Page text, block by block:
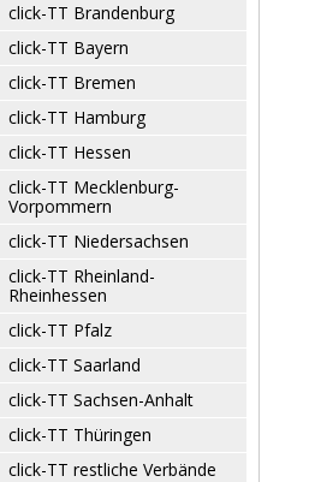
click-TT Brandenburg
click-TT Bayern
click-TT Bremen
click-TT Hamburg
click-TT Hessen
click-TT Mecklenburg-
Vorpommern
click-TT Niedersachsen
click-TT Rheinland-
Rheinhessen
click-TT Pfalz
click-TT Saarland
click-TT Sachsen-Anhalt
click-TT Thüringen
click-TT restliche Verbände